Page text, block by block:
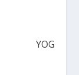
YOG